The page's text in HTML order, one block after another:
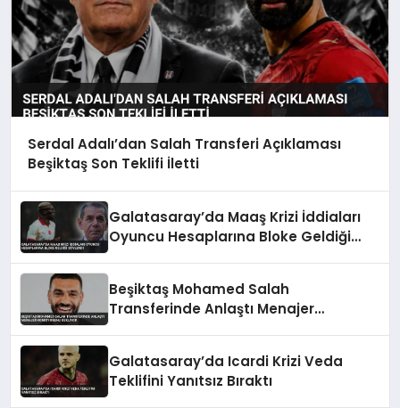
Serdal Adalı’dan Salah Transferi Açıklaması
Beşiktaş Son Teklifi İletti
Galatasaray’da Maaş Krizi İddiaları
Oyuncu Hesaplarına Bloke Geldiği
Beşiktaş Mohamed Salah
Transferinde Anlaştı Menajer
Galatasaray’da Icardi Krizi Veda
Teklifini Yanıtsız Bıraktı